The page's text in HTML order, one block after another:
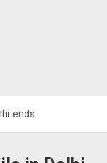
ends